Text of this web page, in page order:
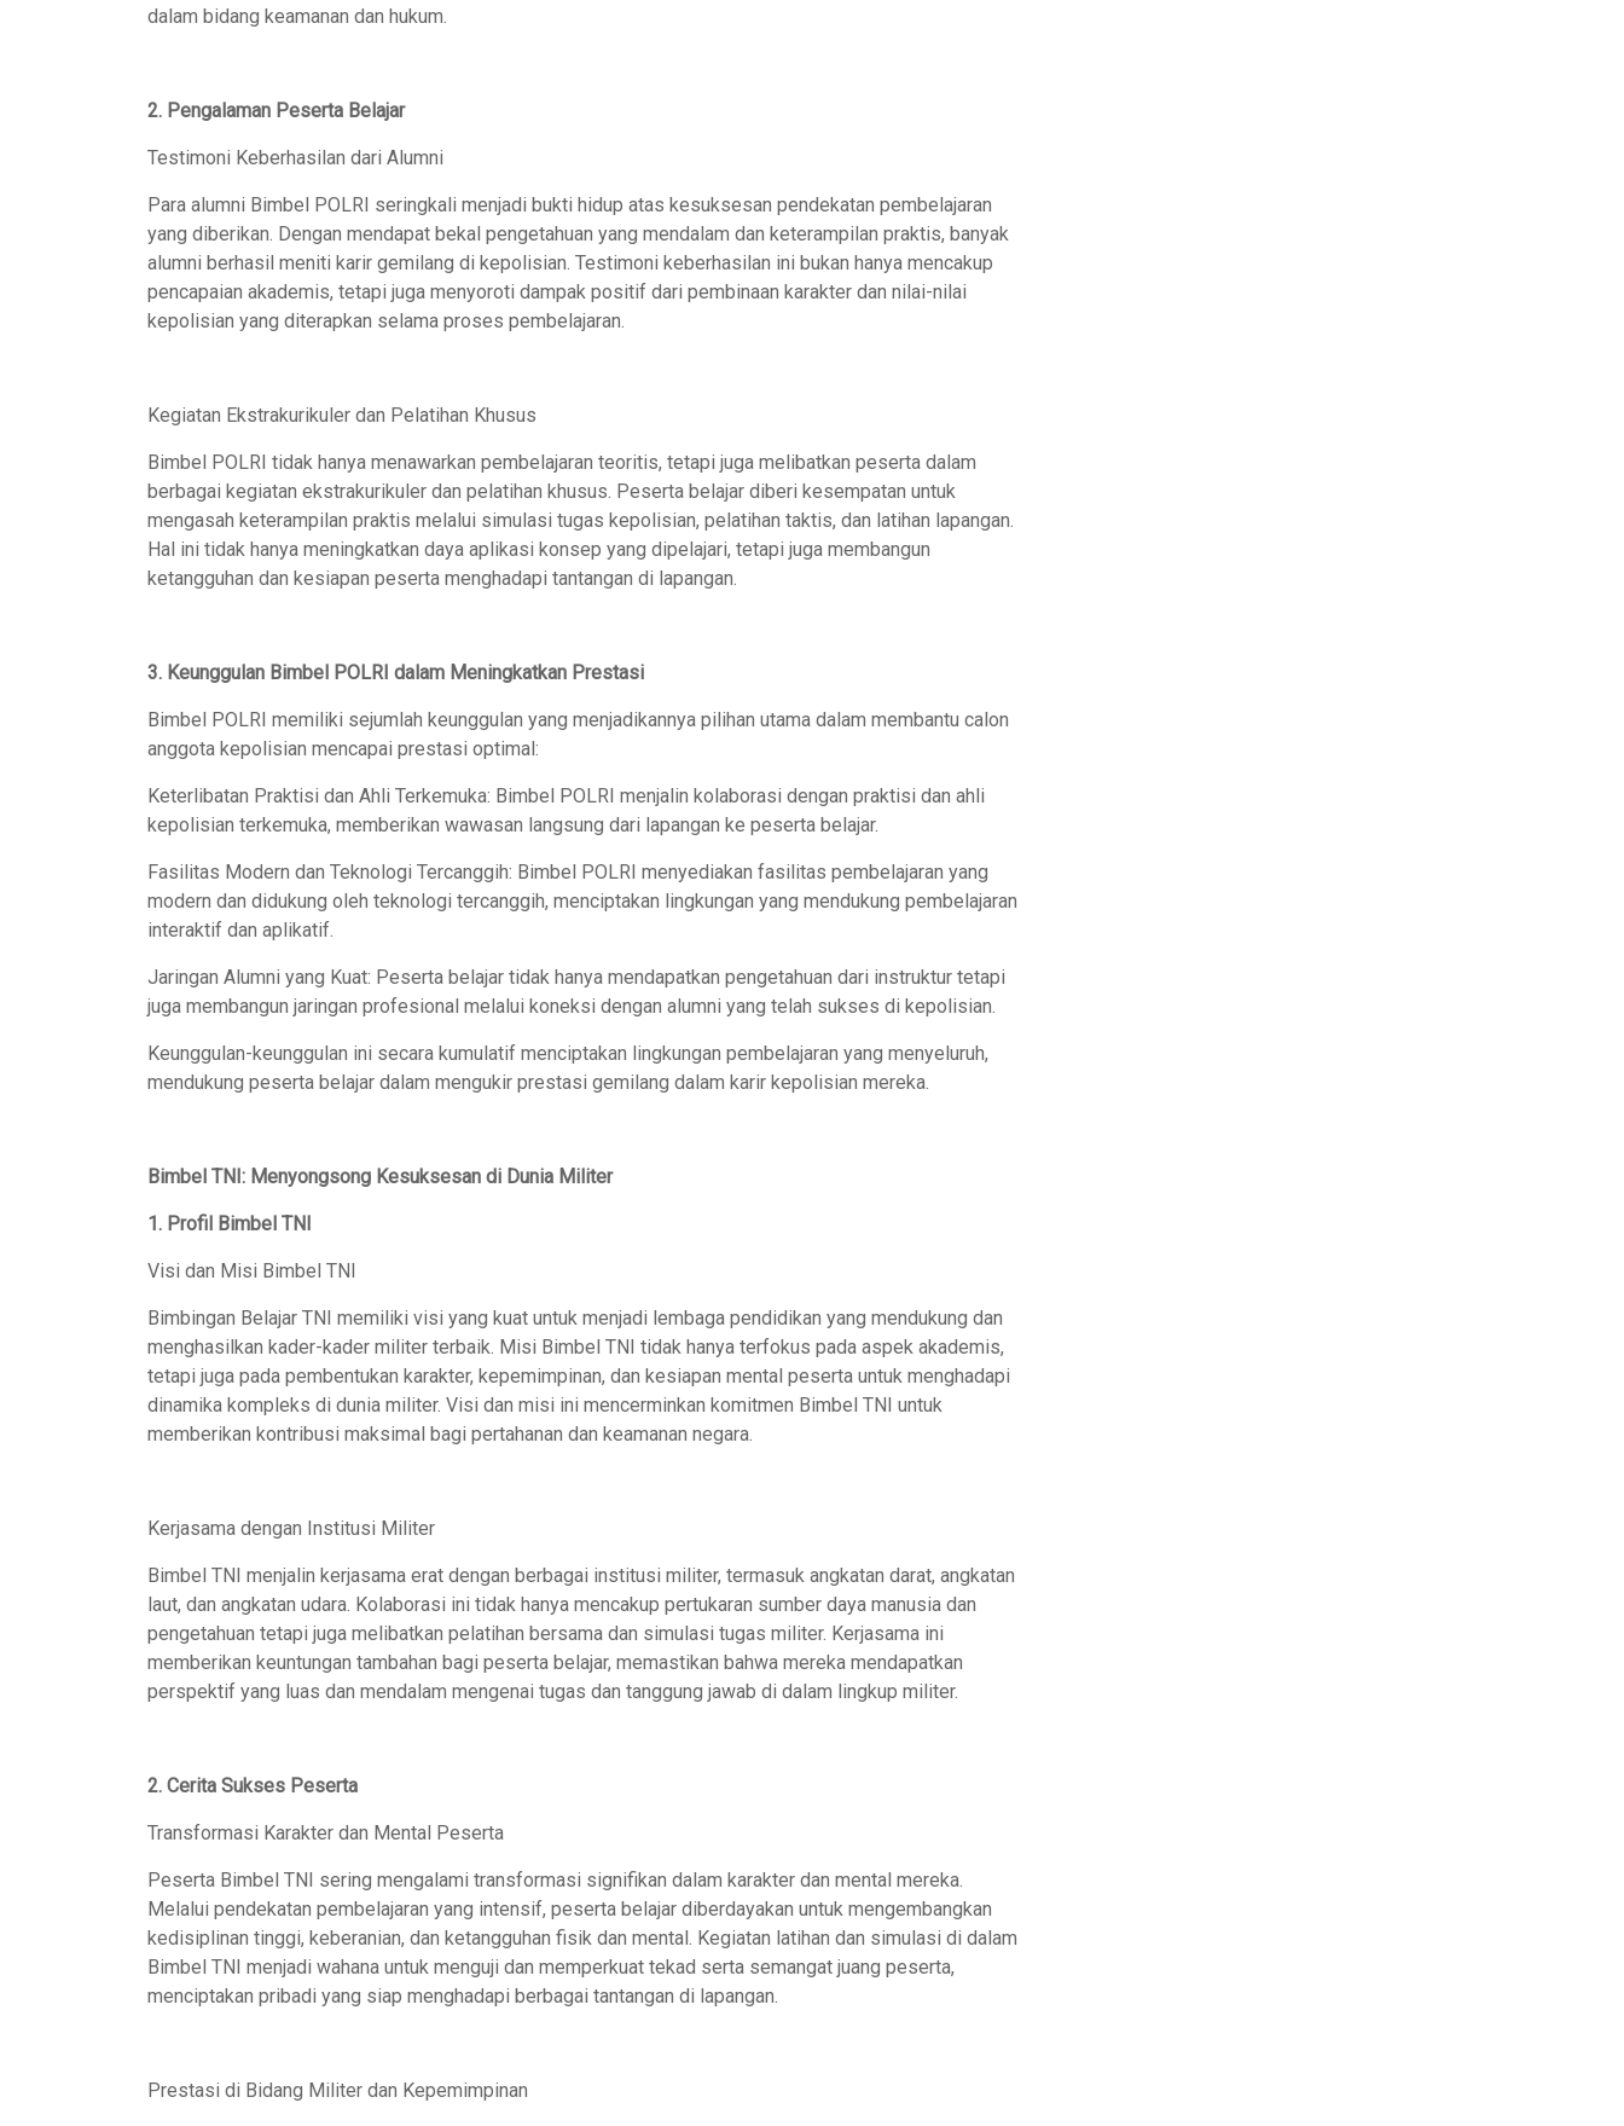
dalam bidang keamanan dan hukum.
2. Pengalaman Peserta Belajar
Testimoni Keberhasilan dari Alumni
Para alumni Bimbel POLRI seringkali menjadi bukti hidup atas kesuksesan pendekatan pembelajaran
yang diberikan. Dengan mendapat bekal pengetahuan yang mendalam dan keterampilan praktis, banyak
alumni berhasil meniti karir gemilang di kepolisian. Testimoni keberhasilan ini bukan hanya mencakup
pencapaian akademis, tetapi juga menyoroti dampak positif dari pembinaan karakter dan nilai-nilai
kepolisian yang diterapkan selama proses pembelajaran.
Kegiatan Ekstrakurikuler dan Pelatihan Khusus
Bimbel POLRI tidak hanya menawarkan pembelajaran teoritis, tetapi juga melibatkan peserta dalam
berbagai kegiatan ekstrakurikuler dan pelatihan khusus. Peserta belajar diberi kesempatan untuk
mengasah keterampilan praktis melalui simulasi tugas kepolisian, pelatihan taktis, dan latihan lapangan.
Hal ini tidak hanya meningkatkan daya aplikasi konsep yang dipelajari, tetapi juga membangun
ketangguhan dan kesiapan peserta menghadapi tantangan di lapangan.
3. Keunggulan Bimbel POLRI dalam Meningkatkan Prestasi
Bimbel POLRI memiliki sejumlah keunggulan yang menjadikannya pilihan utama dalam membantu calon
anggota kepolisian mencapai prestasi optimal:
Keterlibatan Praktisi dan Ahli Terkemuka: Bimbel POLRI menjalin kolaborasi dengan praktisi dan ahli
kepolisian terkemuka, memberikan wawasan langsung dari lapangan ke peserta belajar.
Fasilitas Modern dan Teknologi Tercanggih: Bimbel POLRI menyediakan fasilitas pembelajaran yang
modern dan didukung oleh teknologi tercanggih, menciptakan lingkungan yang mendukung pembelajaran
interaktif dan aplikatif.
Jaringan Alumni yang Kuat: Peserta belajar tidak hanya mendapatkan pengetahuan dari instruktur tetapi
juga membangun jaringan profesional melalui koneksi dengan alumni yang telah sukses di kepolisian.
Keunggulan-keunggulan ini secara kumulatif menciptakan lingkungan pembelajaran yang menyeluruh,
mendukung peserta belajar dalam mengukir prestasi gemilang dalam karir kepolisian mereka.
Bimbel TNI: Menyongsong Kesuksesan di Dunia Militer
1. Profil Bimbel TNI
Visi dan Misi Bimbel TNI
Bimbingan Belajar TNI memiliki visi yang kuat untuk menjadi lembaga pendidikan yang mendukung dan
menghasilkan kader-kader militer terbaik. Misi Bimbel TNI tidak hanya terfokus pada aspek akademis,
tetapi juga pada pembentukan karakter, kepemimpinan, dan kesiapan mental peserta untuk menghadapi
dinamika kompleks di dunia militer. Visi dan misi ini mencerminkan komitmen Bimbel TNI untuk
memberikan kontribusi maksimal bagi pertahanan dan keamanan negara.
Kerjasama dengan Institusi Militer
Bimbel TNI menjalin kerjasama erat dengan berbagai institusi militer, termasuk angkatan darat, angkatan
laut, dan angkatan udara. Kolaborasi ini tidak hanya mencakup pertukaran sumber daya manusia dan
pengetahuan tetapi juga melibatkan pelatihan bersama dan simulasi tugas militer. Kerjasama ini
memberikan keuntungan tambahan bagi peserta belajar, memastikan bahwa mereka mendapatkan
perspektif yang luas dan mendalam mengenai tugas dan tanggung jawab di dalam lingkup militer.
2. Cerita Sukses Peserta
Transformasi Karakter dan Mental Peserta
Peserta Bimbel TNI sering mengalami transformasi signifikan dalam karakter dan mental mereka.
Melalui pendekatan pembelajaran yang intensif, peserta belajar diberdayakan untuk mengembangkan
kedisiplinan tinggi, keberanian, dan ketangguhan fisik dan mental. Kegiatan latihan dan simulasi di dalam
Bimbel TNI menjadi wahana untuk menguji dan memperkuat tekad serta semangat juang peserta,
menciptakan pribadi yang siap menghadapi berbagai tantangan di lapangan.
Prestasi di Bidang Militer dan Kepemimpinan